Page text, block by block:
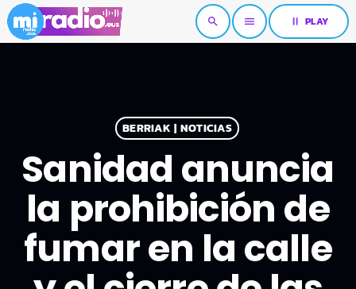
search menu pause PLAY
BERRIAK | NOTICIAS
Sanidad anuncia
la prohibición de
fumar en la calle